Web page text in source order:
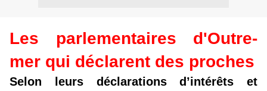
Les parlementaires d'Outre-
mer qui déclarent des proches
Selon leurs déclarations d’intérêts et